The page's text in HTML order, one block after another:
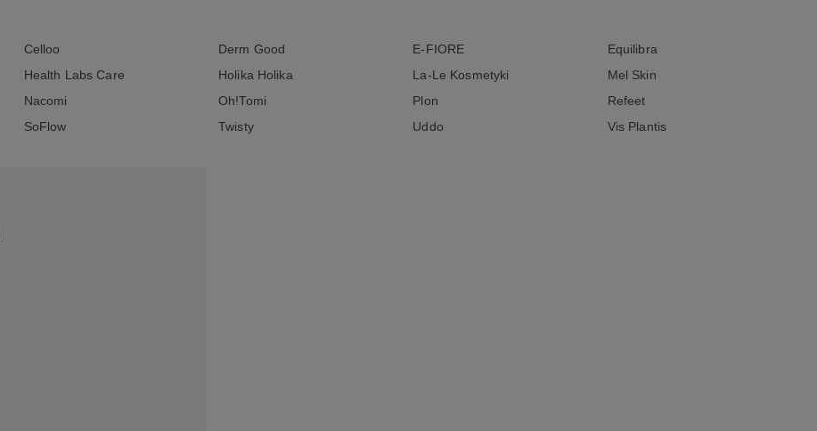
Celloo Derm Good E-FIORE
Equilibra
Health Labs Care Holika Holika La-Le Kosmetyki
Mel Skin
Nacomi Oh!Tomi Plon
Refeet
SoFlow Twisty Uddo Vis Plantis